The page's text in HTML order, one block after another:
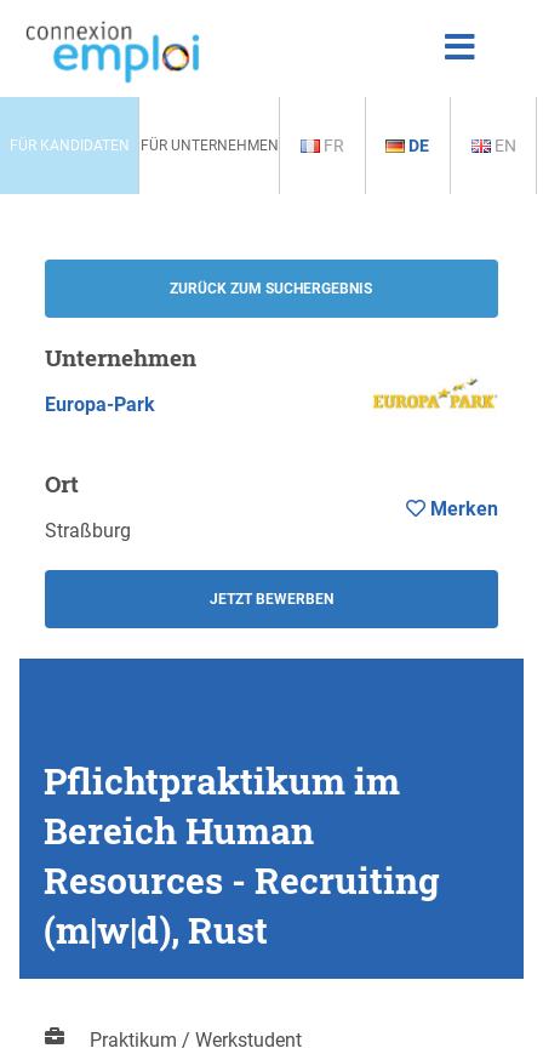
FÜR KANDIDATEN FÜR UNTERNEHMEN FR DE EN
ZURÜCK ZUM SUCHERGEBNIS
Unternehmen
Europa-Park
Ort
Straßburg
JETZT BEWERBEN
Merken
Pflichtpraktikum im
Bereich Human
Resources - Recruiting
(m|w|d), Rust
Praktikum / Werkstudent